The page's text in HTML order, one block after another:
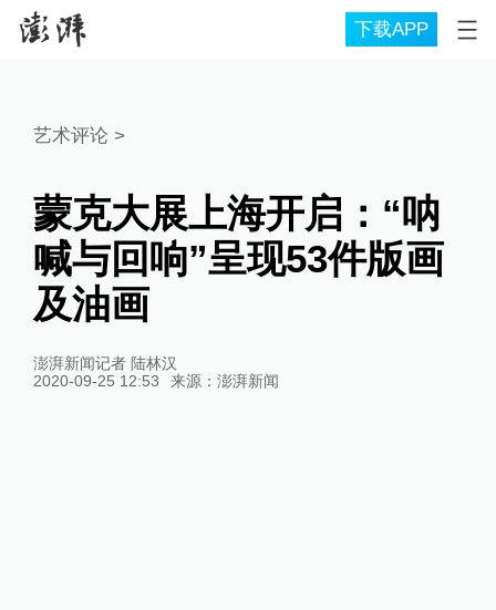
下载APP
艺术评论 >
蒙克大展上海开启：“呐
喊与回响”呈现53件版画
及油画
澎湃新闻记者 陆林汉
2020-09-25 12:53
来源： 澎湃新闻